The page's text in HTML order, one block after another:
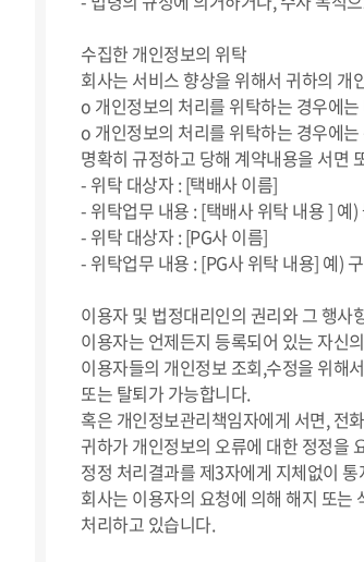
수집한 개인정보의 위탁
회사는 서비스 향상을 위해서 귀하의
ο 개인정보의 처리를 위탁하는 경우에
ο 개인정보의 처리를 위탁하는 경우에
명확히 규정하고 당해 계약내용을 서면
- 위탁 대상자 : [택배사 이름]
- 위탁업무 내용 : [택배사 위탁 내용 ] 예)
- 위탁 대상자 : [PG사 이름]
- 위탁업무 내용 : [PG사 위탁 내용] 예)
이용자 및 법정대리인의 권리와 그 행사
이용자는 언제든지 등록되어 있는 자신
이용자들의 개인정보 조회,수정을 위해
또는 탈퇴가 가능합니다.
혹은 개인정보관리책임자에게 서면, 전
귀하가 개인정보의 오류에 대한 정정을
정정 처리결과를 제3자에게 지체없이
회사는 이용자의 요청에 의해 해지 또
처리하고 있습니다.